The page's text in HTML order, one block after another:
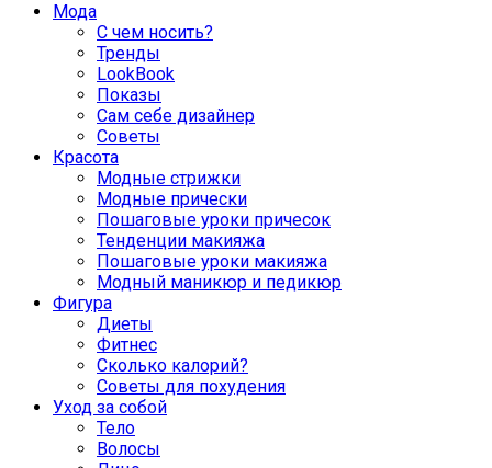
Мода
С чем носить?
Тренды
LookBook
Показы
Сам себе дизайнер
Советы
Красота
Модные стрижки
Модные прически
Пошаговые уроки причесок
Тенденции макияжа
Пошаговые уроки макияжа
Модный маникюр и педикюр
Фигура
Диеты
Фитнес
Сколько калорий?
Советы для похудения
Уход за собой
Тело
Волосы